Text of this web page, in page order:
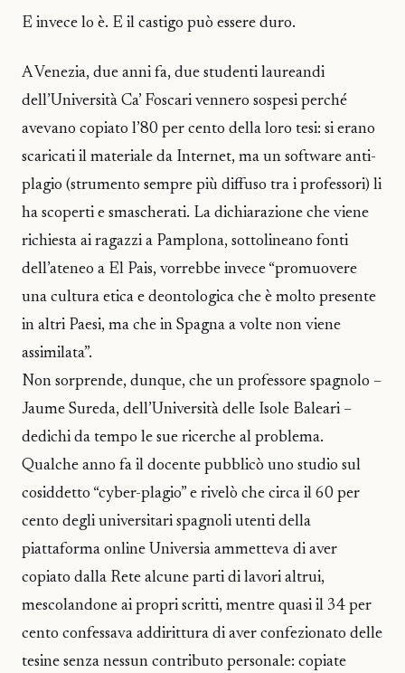
E invece lo è. E il castigo può essere duro.
A Venezia, due anni fa, due studenti laureandi
dell’Università Ca’ Foscari vennero sospesi perché
avevano copiato l’80 per cento della loro tesi: si erano
scaricati il materiale da Internet, ma un software anti-
plagio (strumento sempre più diffuso tra i professori) li
ha scoperti e smascherati. La dichiarazione che viene
richiesta ai ragazzi a Pamplona, sottolineano fonti
dell’ateneo a El Pais, vorrebbe invece “promuovere
una cultura etica e deontologica che è molto presente
in altri Paesi, ma che in Spagna a volte non viene
assimilata”.
Non sorprende, dunque, che un professore spagnolo –
Jaume Sureda, dell’Università delle Isole Baleari –
dedichi da tempo le sue ricerche al problema.
Qualche anno fa il docente pubblicò uno studio sul
cosiddetto “cyber-plagio” e rivelò che circa il 60 per
cento degli universitari spagnoli utenti della
piattaforma online Universia ammetteva di aver
copiato dalla Rete alcune parti di lavori altrui,
mescolandone ai propri scritti, mentre quasi il 34 per
cento confessava addirittura di aver confezionato delle
tesine senza nessun contributo personale: copiate